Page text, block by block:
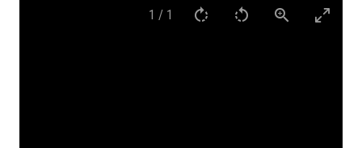
1 / 1